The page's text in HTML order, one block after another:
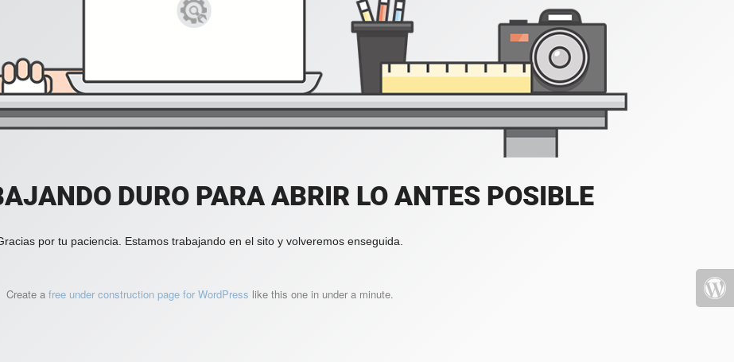
DURO PARA ABRIR LO ANTES POSIBLE
por tu paciencia. Estamos trabajando en el sito y volveremos enseguida.
Create a free under construction page for WordPress like this one in under a minute.